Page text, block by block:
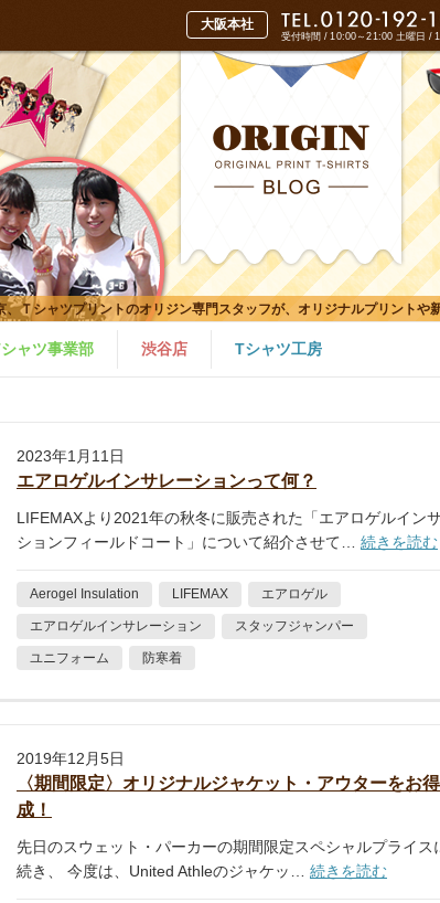
、Ｔシャツプリントのオリジン専門スタッフが、オリジナルプリントや
受付時間 / 10:00～21:00 土曜日 /
ャツ事業部 渋谷店 Tシャツ工房
2023年1月11日
エアロゲルインサレーションって何？
LIFEMAXより2021年の秋冬に販売された「エアロゲルイン
ションフィールドコート」について紹介させて… 続きを読む
Aerogel Insulation LIFEMAX エアロゲル
エアロゲルインサレーション スタッフジャンパー
ユニフォーム 防寒着
2019年12月5日
〈期間限定〉オリジナルジャケット・アウターをお
成！
先日のスウェット・パーカーの期間限定スペシャルプライス
続き、 今度は、United Athleのジャケッ… 続きを読む